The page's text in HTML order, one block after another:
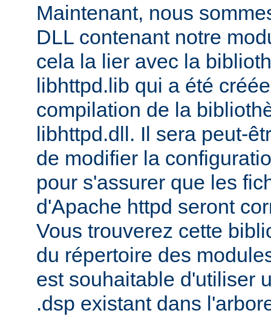
Maintenant, nous
DLL contenant notre
cela la lier avec la
libhttpd.lib qui a été
compilation de la
libhttpd.dll. Il sera peut-
de modifier la
pour s'assurer que les
d'Apache httpd seront
Vous trouverez cette
du répertoire des
est souhaitable d'utiliser
.dsp existant dans